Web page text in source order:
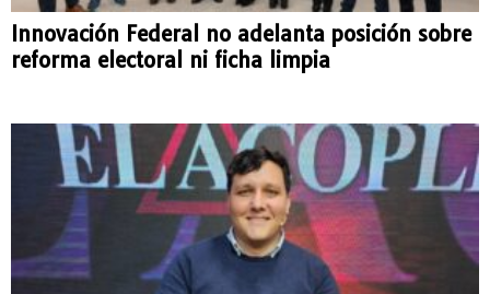
Innovación Federal no adelanta posición sobre
reforma electoral ni ficha limpia